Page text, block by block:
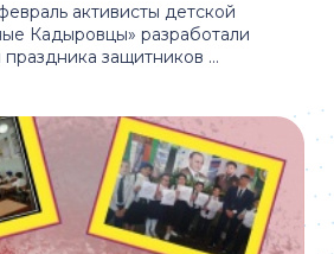
активисты детской
Кадыровцы» разработали
защитников ...